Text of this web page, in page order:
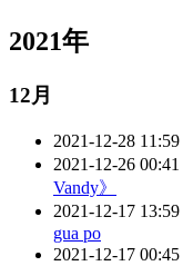
2021年
12月
2021-12-28 11:59
2021-12-26 00:41
Vandy》
2021-12-17 13:59
gua po
2021-12-17 00:45